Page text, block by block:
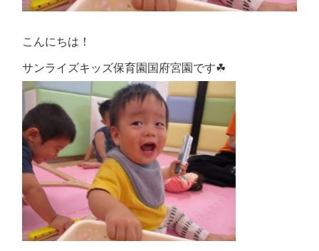
こんにちは！
サンライズキッズ保育園国府宮園です☘